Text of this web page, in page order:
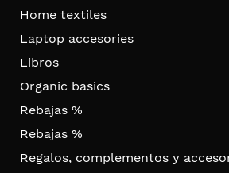
Home textiles
Laptop accesories
Libros
Organic basics
Rebajas %
Rebajas %
Regalos, complementos y